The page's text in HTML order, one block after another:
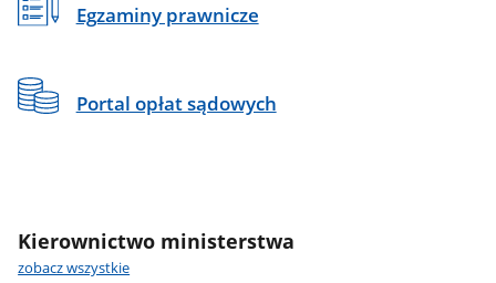
Egzaminy prawnicze
Portal opłat sądowych
Kierownictwo ministerstwa
zobacz wszystkie